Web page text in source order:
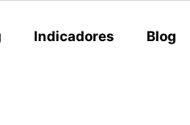
Indicadores Blog